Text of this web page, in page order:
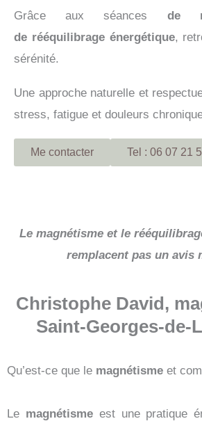
Grâce aux séances de
de rééquilibrage énergétique,
sérénité.
Une approche naturelle et
stress, fatigue et douleurs
Me contacter Tel : 06 07 21
Le magnétisme et le
remplacent pas un avis
Christophe David,
Saint-Georges-de-
Qu’est-ce que le magnétisme et
Le magnétismeest une pratique